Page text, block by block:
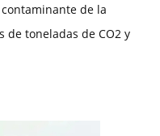
de la
de toneladas de CO2 y